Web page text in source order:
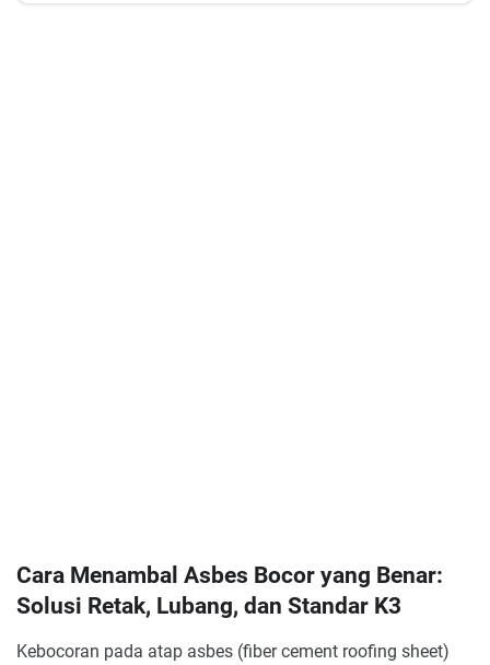
Cara Menambal Asbes Bocor yang Benar:
Solusi Retak, Lubang, dan Standar K3
Kebocoran pada atap asbes (fiber cement roofing sheet)